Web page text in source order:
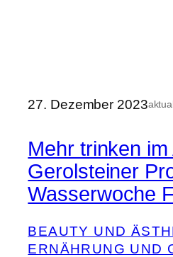
27. Dezember 2023
Mehr trinken
Gerolsteiner
Wasserwoche
BEAUTY UND
ERNÄHRUNG UND